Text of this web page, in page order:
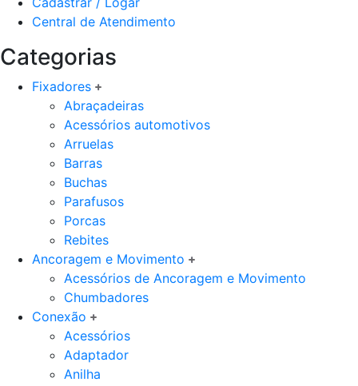
Central de Atendimento
Categorias
Fixadores
Abraçadeiras
Acessórios automotivos
Arruelas
Barras
Buchas
Parafusos
Porcas
Rebites
Ancoragem e Movimento
Acessórios de Ancoragem e Movimento
Chumbadores
Conexão
Acessórios
Adaptador
Anilha